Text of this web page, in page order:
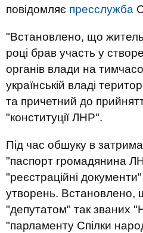
повідомляє пресслужба
"Встановлено, що
році брав участь у
органів влади на
українській владі
та причетний до
"конституції ЛНР".
Під час обшуку в
"паспорт громадянина
"реєстраційні
утворень. Встановлено,
"депутатом" так званих
"парламенту Спілки